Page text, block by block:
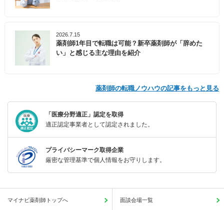
2026.7.15
薬剤師1年目で転職は可能？新卒薬剤師が「辞めた
い」と感じる主な理由を紹介
薬剤師の転職ノウハウの記事をもっと見る
「医療分野適正」認定を取得
適正認定事業者として認定されました。
プライバシーマーク取得企業
厳密な管理基準で個人情報をお守りします。
マイナビ薬剤師トップへ 面談会場一覧